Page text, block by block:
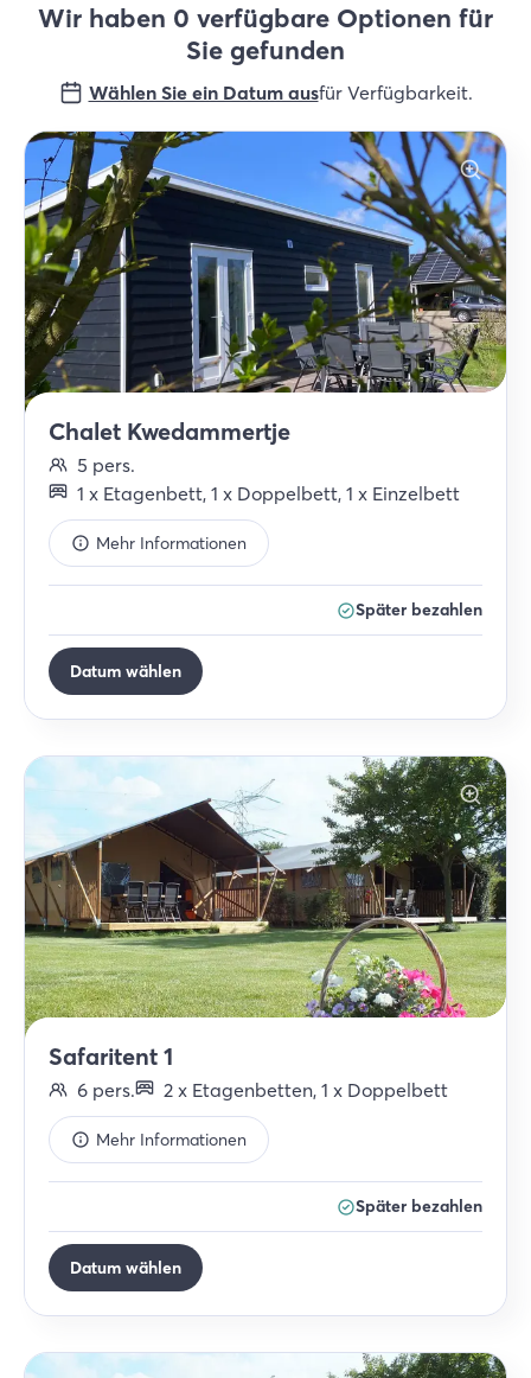
Wir haben 0 verfügbare Optionen für
Sie gefunden
Wählen Sie ein Datum ausfür Verfügbarkeit.
Chalet Kwedammertje
5 pers.
1 x Etagenbett, 1 x Doppelbett, 1 x Einzelbett
Mehr Informationen
Später bezahlen
Datum wählen
Safaritent 1
6 pers. 2 x Etagenbetten, 1 x Doppelbett
Mehr Informationen
Später bezahlen
Datum wählen